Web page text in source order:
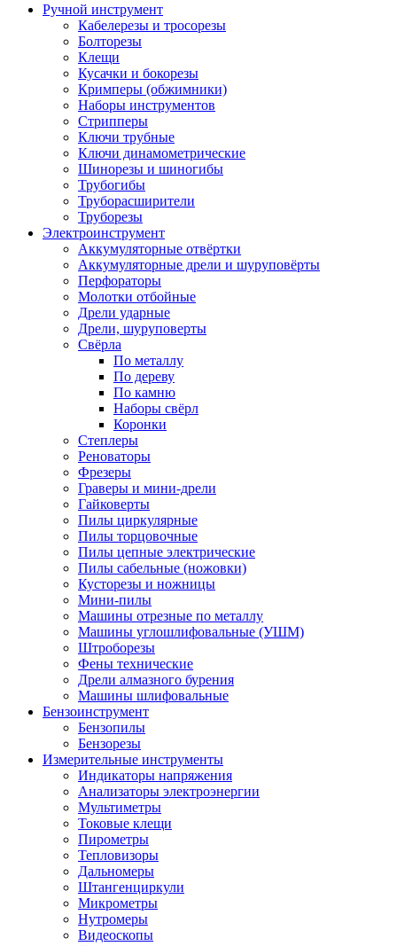
Ручной инструмент
Кабелерезы и тросорезы
Болторезы
Клещи
Кусачки и бокорезы
Кримперы (обжимники)
Наборы инструментов
Стрипперы
Ключи трубные
Ключи динамометрические
Шинорезы и шиногибы
Трубогибы
Труборасширители
Труборезы
Электроинструмент
Аккумуляторные отвёртки
Аккумуляторные дрели и шуруповёрты
Перфораторы
Молотки отбойные
Дрели ударные
Дрели, шуруповерты
Свёрла
По металлу
По дереву
По камню
Наборы свёрл
Коронки
Степлеры
Реноваторы
Фрезеры
Граверы и мини-дрели
Гайковерты
Пилы циркулярные
Пилы торцовочные
Пилы цепные электрические
Пилы сабельные (ножовки)
Кусторезы и ножницы
Мини-пилы
Машины отрезные по металлу
Машины углошлифовальные (УШМ)
Штроборезы
Фены технические
Дрели алмазного бурения
Машины шлифовальные
Бензоинструмент
Бензопилы
Бензорезы
Измерительные инструменты
Индикаторы напряжения
Анализаторы электроэнергии
Мультиметры
Токовые клещи
Пирометры
Тепловизоры
Дальномеры
Штангенциркули
Микрометры
Нутромеры
Видеоскопы